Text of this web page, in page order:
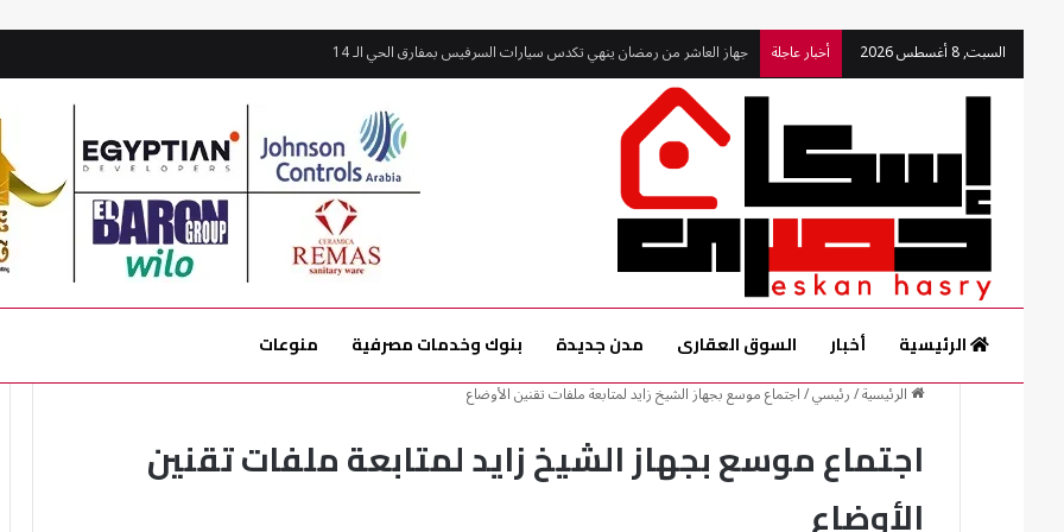
السبت, 8 أغسطس 2026 أخبار عاجلة جهاز العاشر من رمضان ينهي تكدس سيارات السرفيس بمفارق الحي الـ 14
الرئيسية أخبار السوق العقارى مدن جديدة بنوك وخدمات مصرفية منوعات
الرئيسية/رئيسي/اجتماع موسع بجهاز الشيخ زايد لمتابعة ملفات تقنين الأوضاع
اجتماع موسع بجهاز الشيخ زايد لمتابعة ملفات تقنين
الأوضاع